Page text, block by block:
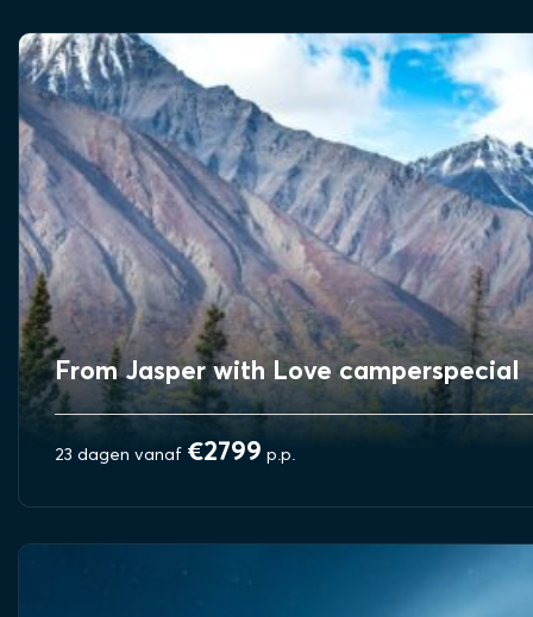
From Jasper with Love camperspecial
23 dagen vanaf €2799 p.p.